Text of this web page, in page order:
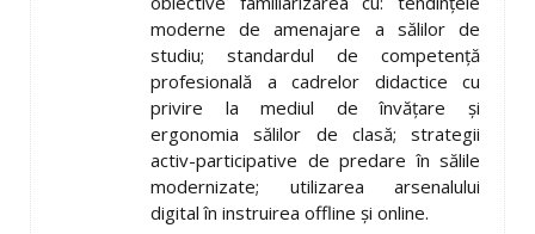
moderne de amenajare a sălilor de
studiu; standardul de competență
profesională a cadrelor didactice cu
privire la mediul de învățare și
ergonomia sălilor de clasă; strategii
activ-participative de predare în sălile
modernizate; utilizarea arsenalului
digital în instruirea offline și online.